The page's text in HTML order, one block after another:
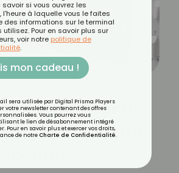
Réchauffer de
ondes : un
savoir si vous ouvrez les
l'heure à laquelle vous le faites
des informations sur le terminal
utilisez. Pour en savoir plus sur
voir notre politique de
.
mon cadeau !
sera utilisée par Digital Prisma Players
votre newsletter contenant des offres
Vous pourrez vous
le lien de désabonnement intégré
Pour en savoir plus et exercer vos droits,
de notre Charte de Confidentialité.